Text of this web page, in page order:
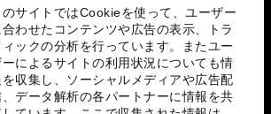
のサイトではCookieを使って、ユーザー
合わせたコンテンツや広告の表示、トラ
ィックの分析を行っています。またユー
によるサイトの利用状況についても情
収集し、ソーシャルメディアや広告配
データ解析の各パートナーに情報を共